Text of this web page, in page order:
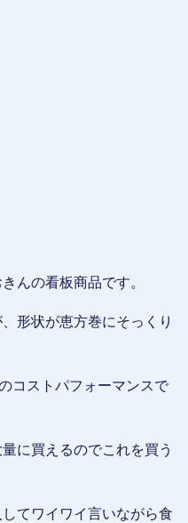
んの看板商品です。
形状が恵方巻にそっくり
コストパフォーマンスで
に買えるのでこれを買う
てワイワイ言いながら食